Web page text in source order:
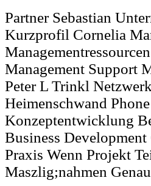
Partner Sebastian
Kurzprofil Cornelia
Management Support
Peter L Trinkl
Heimenschwand
Konzeptentwicklung
Business
Praxis Wenn Projekt
Maszlig;nahmen Genau